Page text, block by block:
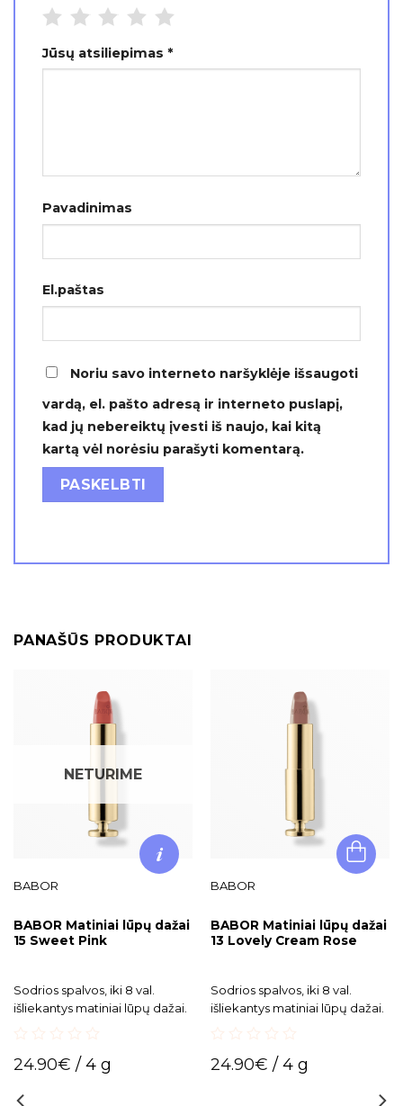
Jūsų atsiliepimas *
Pavadinimas
El.paštas
Noriu savo interneto naršyklėje išsaugoti
vardą, el. pašto adresą ir interneto puslapį,
kad jų nebereiktų įvesti iš naujo, kai kitą
kartą vėl norėsiu parašyti komentarą.
PANAŠŪS PRODUKTAI
NETURIME
BABOR
BABOR Matiniai lūpų dažai
15 Sweet Pink
Sodrios spalvos, iki 8 val.
išliekantys matiniai lūpų dažai.
out
5
24.90€ / 4 g
BABOR
BABOR Matiniai lūpų dažai
13 Lovely Cream Rose
Sodrios spalvos, iki 8 val.
išliekantys matiniai lūpų dažai.
out
24.90€ / 4 g